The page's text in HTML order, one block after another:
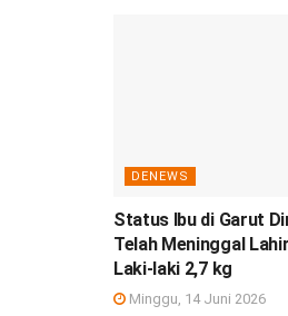
DENEWS
Status Ibu di Garut
Telah Meninggal
Laki-laki 2,7 kg
Minggu, 14 Juni 2026